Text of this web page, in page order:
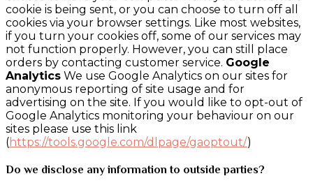
cookie is being sent, or you can choose to turn off all
cookies via your browser settings. Like most websites,
if you turn your cookies off, some of our services may
not function properly. However, you can still place
orders by contacting customer service. Google
Analytics We use Google Analytics on our sites for
anonymous reporting of site usage and for
advertising on the site. If you would like to opt-out of
Google Analytics monitoring your behaviour on our
sites please use this link
(https://tools.google.com/dlpage/gaoptout/)
Do we disclose any information to outside parties?